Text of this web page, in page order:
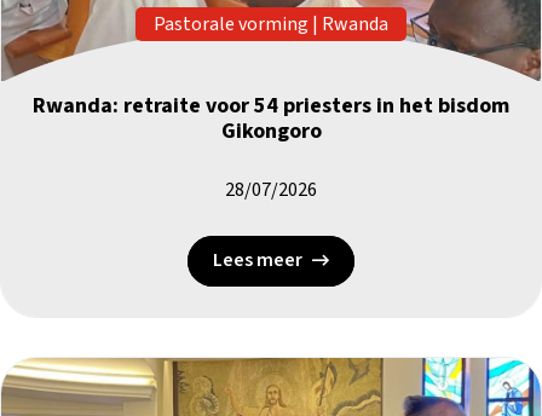
Pastorale vorming | Rwanda
Rwanda: retraite voor 54 priesters in het bisdom
Gikongoro
28/07/2026
Lees meer